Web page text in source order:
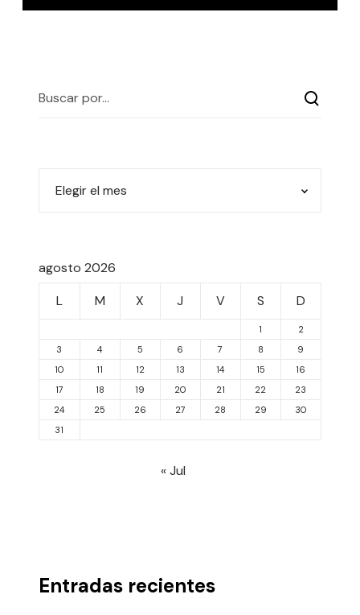
agosto 2026
L
M X J V S D
1
2
3
4 5 6 7 8
9
10
11 12 13 14 15
16
17
18 19 20 21 22
23
24
25 26 27 28 29
30
31
« Jul
Entradas recientes